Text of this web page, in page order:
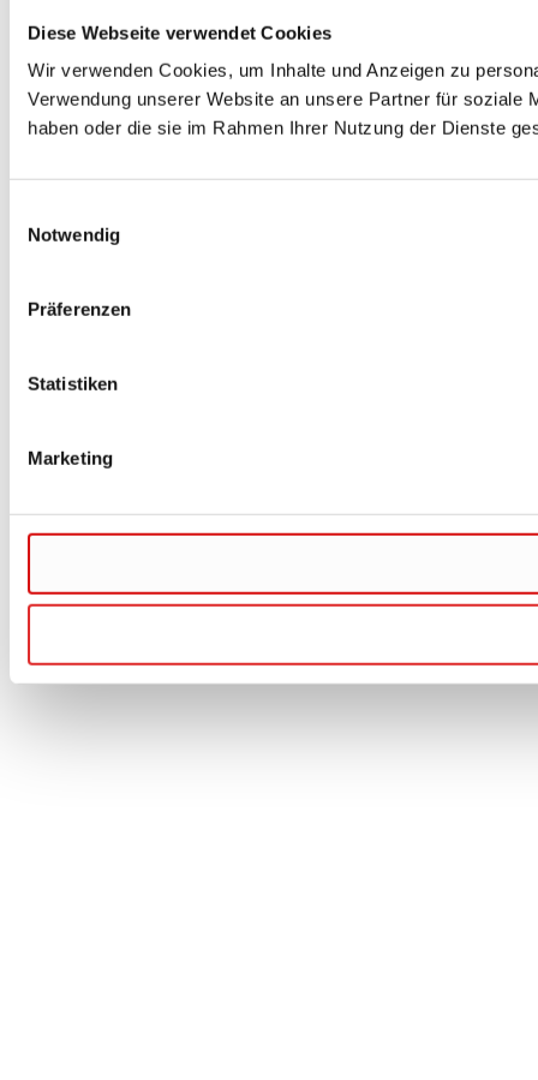
Diese Webseite verwendet Cookies
Wir verwenden Cookies, um Inhalte und Anzeigen zu
Verwendung unserer Website an unsere Partner für soziale
haben oder die sie im Rahmen Ihrer Nutzung der Dienste
Notwendig
Präferenzen
Statistiken
Marketing